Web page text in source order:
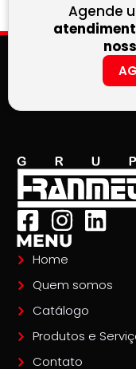
Agende
MENU
Home
Quem somos
Catálogo
Produtos e
Contato